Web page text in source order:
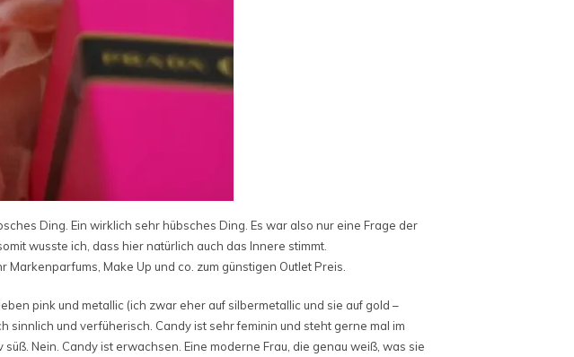
Ding. Ein wirklich sehr hübsches Ding. Es war also nur eine Frage der
wusste ich, dass hier natürlich auch das Innere stimmt.
Markenparfums, Make Up und co. zum günstigen Outlet Preis.
pink und metallic (ich zwar eher auf silbermetallic und sie auf gold –
und verfüherisch. Candy ist sehr feminin und steht gerne mal im
Nein. Candy ist erwachsen. Eine moderne Frau, die genau weiß, was sie